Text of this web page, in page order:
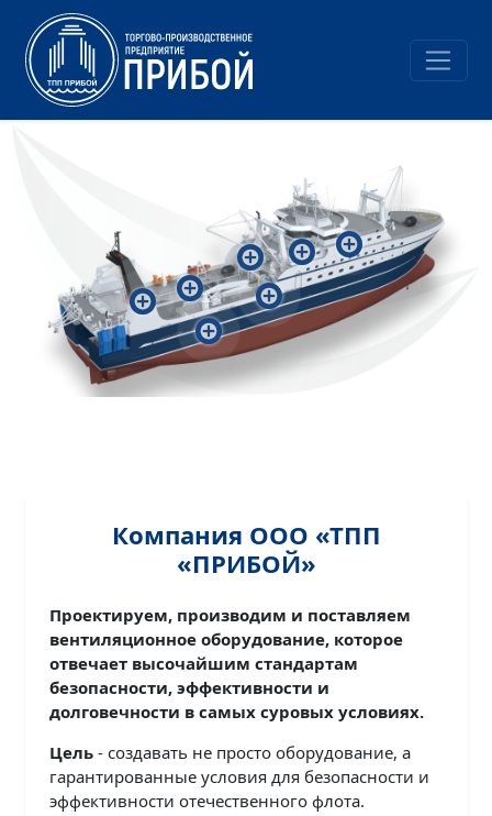
Компания ООО «ТПП
«ПРИБОЙ»
Проектируем, производим и поставляем
вентиляционное оборудование, которое
отвечает высочайшим стандартам
безопасности, эффективности и
долговечности в самых суровых условиях.
Цель - создавать не просто оборудование, а
гарантированные условия для безопасности и
эффективности отечественного флота.